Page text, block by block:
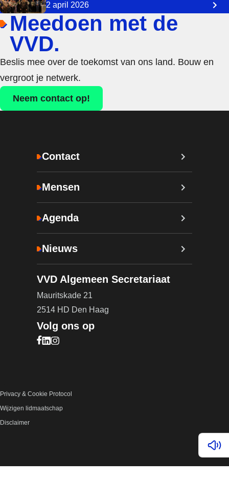
2 april 2026
Lees
Meedoen met de
VVD.
Beslis mee over de toekomst van ons land. Bouw en
vergroot je netwerk.
Neem contact op!
Contact
Mensen
Agenda
Nieuws
VVD Algemeen Secretariaat
Mauritskade 21
2514 HD Den Haag
Volg ons op
Bezoek onze Facebook pagina (opent in nieuw
Bezoek onze LinkedIn pagina (opent in nieuw
Bezoek onze Instagram pagina (opent in
Privacy & Cookie Protocol
Wijzigen lidmaatschap
Disclaimer